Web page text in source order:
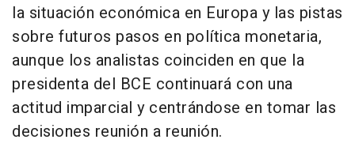
la situación económica en Europa y las pistas
sobre futuros pasos en política monetaria,
aunque los analistas coinciden en que la
presidenta del BCE continuará con una
actitud imparcial y centrándose en tomar las
decisiones reunión a reunión.